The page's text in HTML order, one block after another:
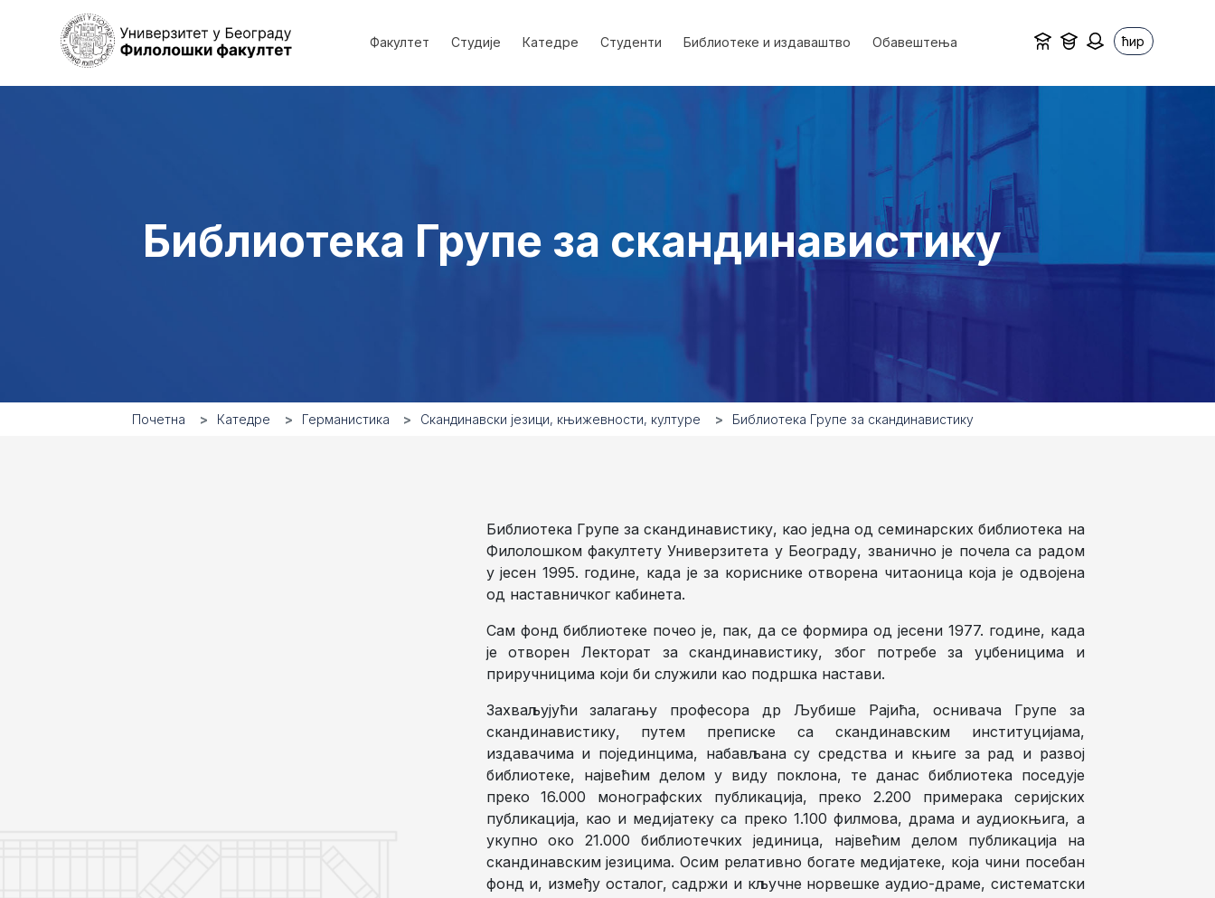
Факултет Студије Катедре Студенти Библиотеке и издаваштво Обавештења ћир
Библиотека Групе за скандинавистику
Почетна Катедре Германистика Скандинавски језици, књижевности, културе Библиотека Групе за скандинавистику
Библиотека Групе за скандинавистику, као једна од семинарских библиотека на
Филолошком факултету Универзитета у Београду, званично је почела са радом
у јесен 1995. године, када је за кориснике отворена читаоница која је одвојена
од наставничког кабинета.
Сам фонд библиотеке почео је, пак, да се формира од јесени 1977. године, када
је отворен Лекторат за скандинавистику, због потребе за уџбеницима и
приручницима који би служили као подршка настави.
Захваљујући залагању професора др Љубише Рајића, оснивача Групе за
скандинавистику, путем преписке са скандинавским институцијама,
издавачима и појединцима, набављана су средства и књиге за рад и развој
библиотеке, највећим делом у виду поклона, те данас библиотека поседује
преко 16.000 монографских публикација, преко 2.200 примерака серијских
публикација, као и медијатеку са преко 1.100 филмова, драма и аудиокњига, а
укупно око 21.000 библиотечких јединица, највећим делом публикација на
скандинавским језицима. Осим релативно богате медијатеке, која чини посебан
фонд и, између осталог, садржи и кључне норвешке аудио-драме, систематски